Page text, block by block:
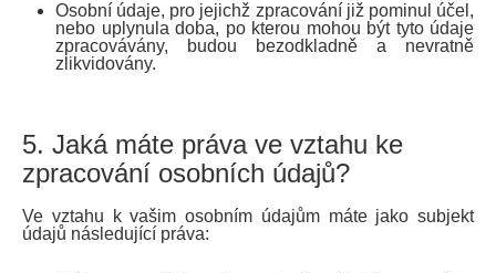
Osobní údaje, pro jejichž zpracování již pominul účel,
nebo uplynula doba, po kterou mohou být tyto údaje
zpracovávány, budou bezodkladně a nevratně
zlikvidovány.
5. Jaká máte práva ve vztahu ke
zpracování osobních údajů?
Ve vztahu k vašim osobním údajům máte jako subjekt
údajů následující práva: